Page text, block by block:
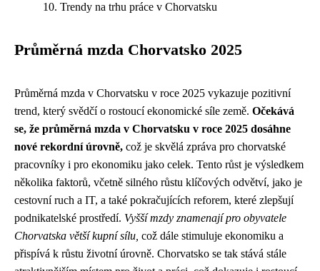
Trendy na trhu práce v Chorvatsku
Průměrná mzda Chorvatsko 2025
Průměrná mzda v Chorvatsku v roce 2025 vykazuje pozitivní
trend, který svědčí o rostoucí ekonomické síle země. Očekává
se, že průměrná mzda v Chorvatsku v roce 2025 dosáhne
nové rekordní úrovně, což je skvělá zpráva pro chorvatské
pracovníky i pro ekonomiku jako celek. Tento růst je výsledkem
několika faktorů, včetně silného růstu klíčových odvětví, jako je
cestovní ruch a IT, a také pokračujících reforem, které zlepšují
podnikatelské prostředí. Vyšší mzdy znamenají pro obyvatele
Chorvatska větší kupní sílu, což dále stimuluje ekonomiku a
přispívá k růstu životní úrovně. Chorvatsko se tak stává stále